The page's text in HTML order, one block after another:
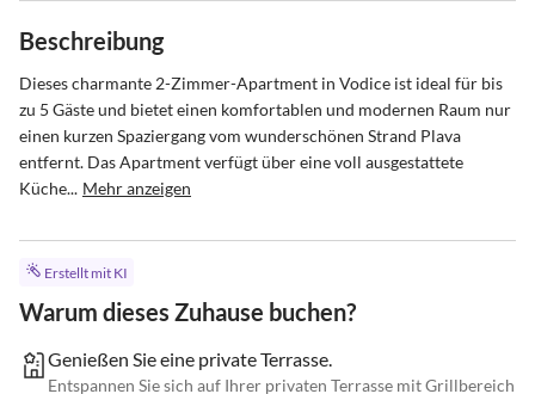
Beschreibung
Dieses charmante 2-Zimmer-Apartment in Vodice ist ideal für bis
zu 5 Gäste und bietet einen komfortablen und modernen Raum nur
einen kurzen Spaziergang vom wunderschönen Strand Plava
entfernt. Das Apartment verfügt über eine voll ausgestattete
Küche... Mehr anzeigen
Erstellt mit KI
Warum dieses Zuhause buchen?
Genießen Sie eine private Terrasse.
Entspannen Sie sich auf Ihrer privaten Terrasse mit Grillbereich